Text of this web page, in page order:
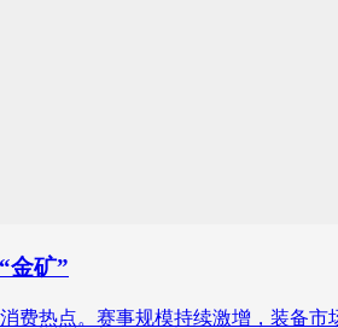
金矿”
费热点。赛事规模持续激增，装备